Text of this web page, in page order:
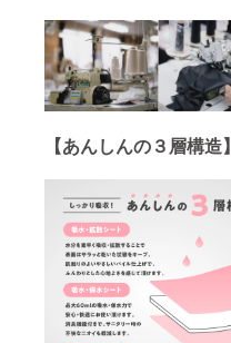
【あんしんの３層構造】